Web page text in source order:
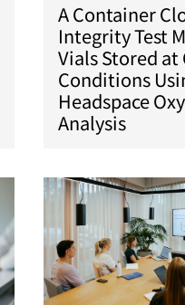
A Container
Integrity Test
Vials Stored
Conditions
Headspace
Analysis